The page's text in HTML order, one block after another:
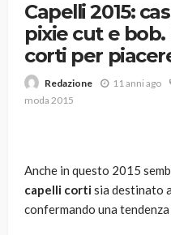
Capelli 2015:
pixie cut e bob.
corti per
Redazione 11 anni ago
moda 2015
Anche in questo 2015
capelli cortisia destinato
confermando una